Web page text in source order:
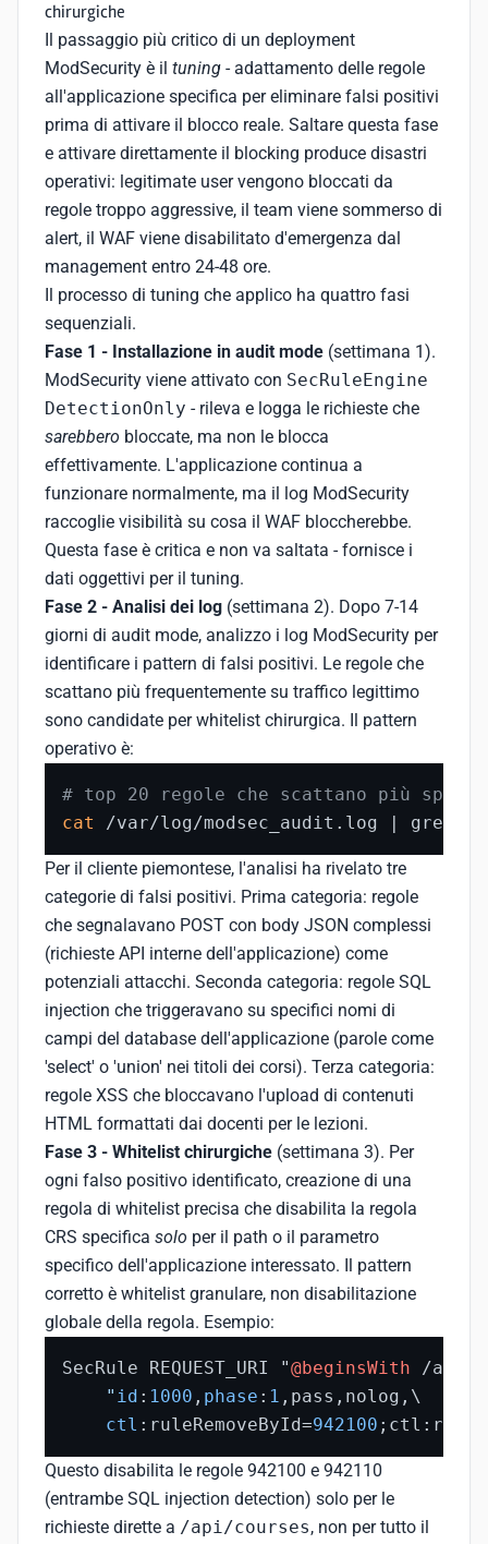
chirurgiche
Il passaggio più critico di un deployment
ModSecurity è il tuning - adattamento delle regole
all'applicazione specifica per eliminare falsi positivi
prima di attivare il blocco reale. Saltare questa fase
e attivare direttamente il blocking produce disastri
operativi: legitimate user vengono bloccati da
regole troppo aggressive, il team viene sommerso di
alert, il WAF viene disabilitato d'emergenza dal
management entro 24-48 ore.
Il processo di tuning che applico ha quattro fasi
sequenziali.
Fase 1 - Installazione in audit mode (settimana 1).
ModSecurity viene attivato con SecRuleEngine
DetectionOnly - rileva e logga le richieste che
sarebbero bloccate, ma non le blocca
effettivamente. L'applicazione continua a
funzionare normalmente, ma il log ModSecurity
raccoglie visibilità su cosa il WAF bloccherebbe.
Questa fase è critica e non va saltata - fornisce i
dati oggettivi per il tuning.
Fase 2 - Analisi dei log (settimana 2). Dopo 7-14
giorni di audit mode, analizzo i log ModSecurity per
identificare i pattern di falsi positivi. Le regole che
scattano più frequentemente su traffico legittimo
sono candidate per whitelist chirurgica. Il pattern
operativo è:
# top 20 regole che scattano più spesso
cat
/var/log/modsec_audit.log | grep
Per il cliente piemontese, l'analisi ha rivelato tre
categorie di falsi positivi. Prima categoria: regole
che segnalavano POST con body JSON complessi
(richieste API interne dell'applicazione) come
potenziali attacchi. Seconda categoria: regole SQL
injection che triggeravano su specifici nomi di
campi del database dell'applicazione (parole come
'select' o 'union' nei titoli dei corsi). Terza categoria:
regole XSS che bloccavano l'upload di contenuti
HTML formattati dai docenti per le lezioni.
Fase 3 - Whitelist chirurgiche (settimana 3). Per
ogni falso positivo identificato, creazione di una
regola di whitelist precisa che disabilita la regola
CRS specifica solo per il path o il parametro
specifico dell'applicazione interessato. Il pattern
corretto è whitelist granulare, non disabilitazione
globale della regola. Esempio:
SecRule REQUEST_URI "@beginsWith /api/
    "
id : 1000 , phase : 1 ,pass,nolog,\
ctl :ruleRemoveById=942100
Questo disabilita le regole 942100 e 942110
(entrambe SQL injection detection) solo per le
richieste dirette a /api/courses, non per tutto il